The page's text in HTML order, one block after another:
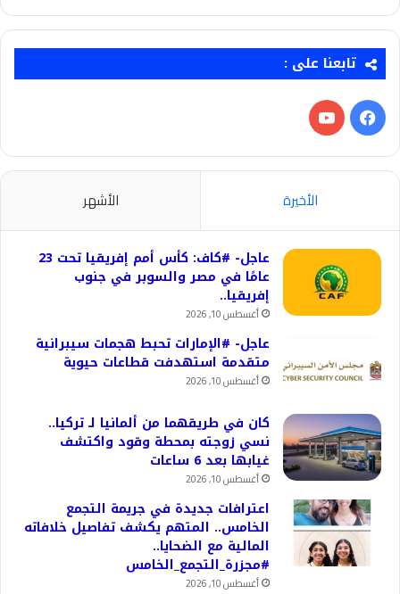
تابعنا على :
فيسبوك‫YouTube
الأخيرة الأشهر
عاجل- #كاف: كأس أمم إفريقيا تحت 23
عامًا في مصر والسوبر في جنوب
إفريقيا..
أغسطس 10, 2026
عاجل- #الإمارات تحبط هجمات سيبرانية
متقدمة استهدفت قطاعات حيوية
أغسطس 10, 2026
كان في طريقهما من ألمانيا لـ تركيا..
نسي زوجته بمحطة وقود واكتشف
غيابها بعد 6 ساعات
أغسطس 10, 2026
اعترافات جديدة في جريمة التجمع
الخامس.. المتهم يكشف تفاصيل خلافاته
المالية مع الضحايا..
#مجزرة_التجمع_الخامس
أغسطس 10, 2026